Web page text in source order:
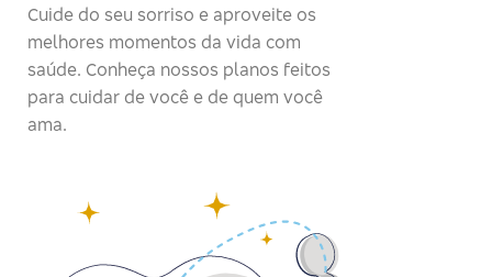
Cuide do seu sorriso e aproveite os
melhores momentos da vida com
saúde. Conheça nossos planos feitos
para cuidar de você e de quem você
ama.